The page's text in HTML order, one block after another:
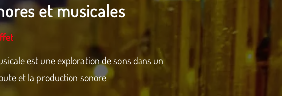
et musicales
est une exploration de sons dans un
et la production sonore